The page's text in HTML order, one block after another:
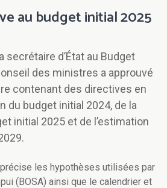
au budget initial 2025
secrétaire d’État au Budget
des ministres a approuvé
contenant des directives en
du budget initial 2024, de la
initial 2025 et de l’estimation
les hypothèses utilisées par
(BOSA) ainsi que le calendrier et